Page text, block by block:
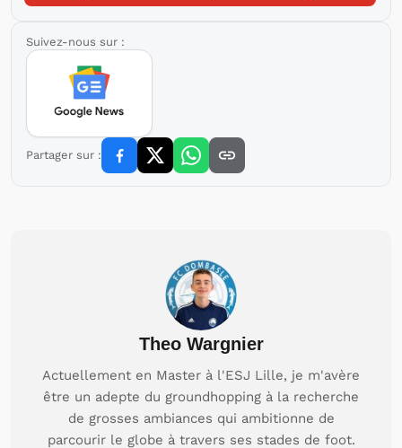
Suivez-nous sur :
Partager sur :
Theo Wargnier
Actuellement en Master à l'ESJ Lille, je m'avère
être un adepte du groundhopping à la recherche
de grosses ambiances qui ambitionne de
parcourir le globe à travers ses stades de foot.